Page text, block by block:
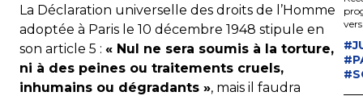
La Déclaration universelle des droits de l’Homme
adoptée à Paris le 10 décembre 1948 stipule en
son article 5 : « Nul ne sera soumis à la torture,
ni à des peines ou traitements cruels,
inhumains ou dégradants », mais il faudra